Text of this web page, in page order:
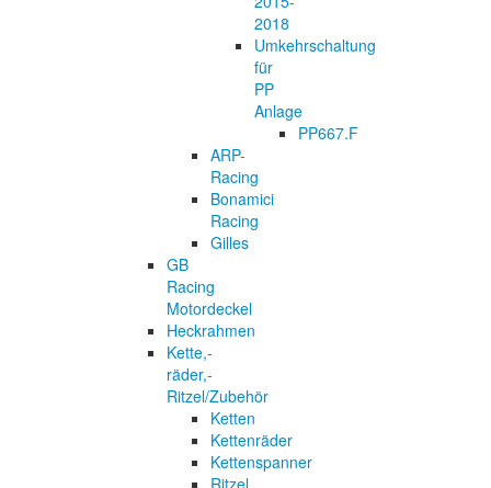
2018
Umkehrschaltung
für
PP
Anlage
PP667.F
ARP-
Racing
Bonamici
Racing
Gilles
GB
Racing
Motordeckel
Heckrahmen
Kette,-
räder,-
Ritzel/Zubehör
Ketten
Kettenräder
Kettenspanner
Ritzel